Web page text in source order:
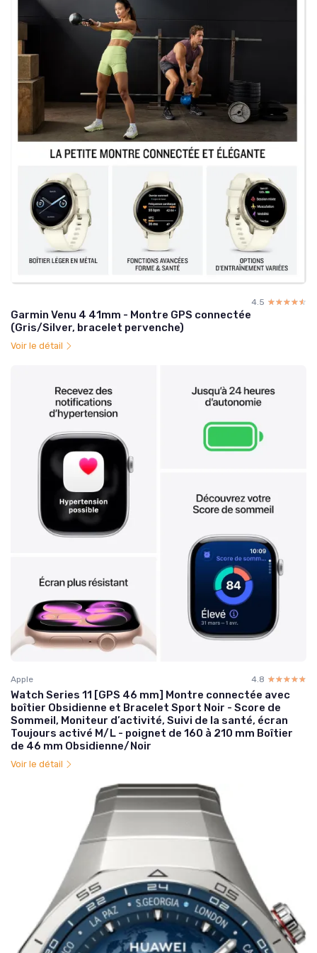
4.5 ☆☆☆☆☆
★★★★★
Garmin Venu 4 41mm - Montre GPS connectée
(Gris/Silver, bracelet pervenche)
Voir le détail
Apple 4.8 ☆☆☆☆☆
★★★★★
Watch Series 11 [GPS 46 mm] Montre connectée avec
boîtier Obsidienne et Bracelet Sport Noir - Score de
Sommeil, Moniteur d’activité, Suivi de la santé, écran
Toujours activé M/L - poignet de 160 à 210 mm Boîtier
de 46 mm Obsidienne/Noir
Voir le détail